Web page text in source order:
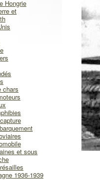
Hongrie
et
chars
et sous
1936-1939